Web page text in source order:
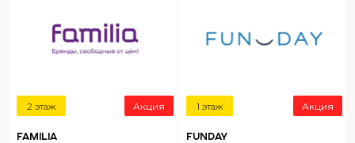
2 этаж Акция
FAMILIA
1 этаж Акция
FUNDAY